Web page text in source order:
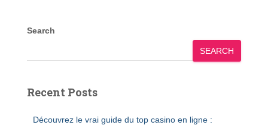
Search
SEARCH
Recent Posts
Découvrez le vrai guide du top casino en ligne :